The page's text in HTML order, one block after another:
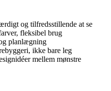
og tilfredsstillende at se
fleksibel brug
planlægning
ikke bare leg
mellem mønstre